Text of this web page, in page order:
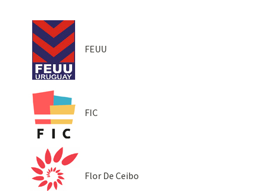
FEUU
FIC
Flor De Ceibo